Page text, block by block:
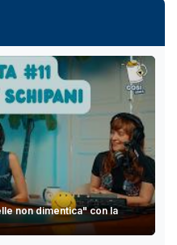
non dimentica" con la